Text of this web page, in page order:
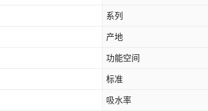
系列
产地
功能空间
标准
吸水率